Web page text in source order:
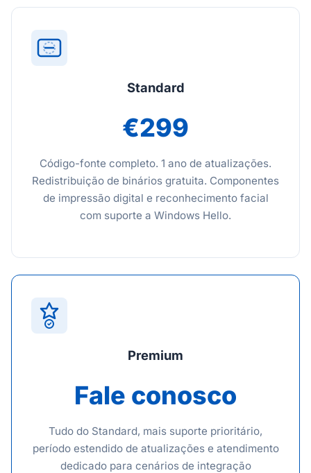
Standard
€299
Código-fonte completo. 1 ano de atualizações.
Redistribuição de binários gratuita. Componentes
de impressão digital e reconhecimento facial
com suporte a Windows Hello.
Premium
Fale conosco
Tudo do Standard, mais suporte prioritário,
período estendido de atualizações e atendimento
dedicado para cenários de integração